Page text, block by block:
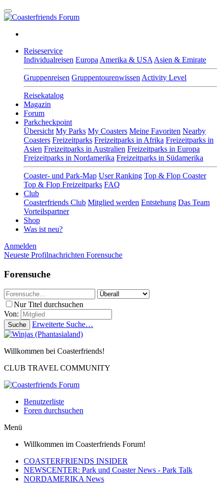
Reiseservice
Individualreisen Europa Amerika & USA Asien & Emirate
Gruppenreisen Gruppentourenwissen Activity Level
Reisekatalog
Magazin
Forum
Parkcheckpoint
Übersicht My Parks My Coasters Meine Favoriten Nearby
Coasters Freizeitparks Freizeitparks in Afrika Freizeitparks in
Asien Freizeitparks in Australien Freizeitparks in Europa
Freizeitparks in Nordamerika Freizeitparks in Südamerika
Coaster- und Park-Map User Ranking Top & Flop Coaster
Top & Flop Freizeitparks FAQ
Club
Coasterfriends Club Mitglied werden Entstehung Das Team
Vorteilspartner
Shop
Was ist neu?
Anmelden
Neueste Profilnachrichten Forensuche
Forensuche
Nur Titel durchsuchen
Von:
Suche Erweiterte Suche…
Willkommen bei Coasterfriends!
CLUB TRAVEL COMMUNITY
Benutzerliste
Foren durchsuchen
Menü
Willkommen im Coasterfriends Forum!
COASTERFRIENDS INSIDER
NEWSCENTER: Park und Coaster News - Park Talk
NORDAMERIKA News